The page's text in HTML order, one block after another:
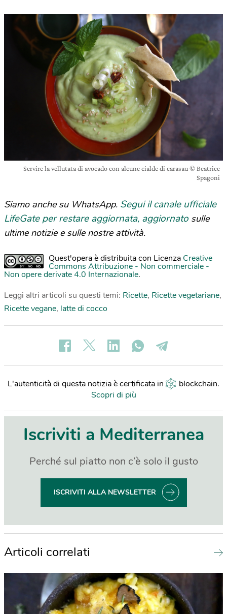
Servire la vellutata di avocado con alcune cialde di carasau © Beatrice
Spagoni
Siamo anche su WhatsApp. Segui il canale ufficiale
LifeGate per restare aggiornata, aggiornato sulle
ultime notizie e sulle nostre attività.
Quest'opera è distribuita con Licenza Creative
Commons Attribuzione - Non commerciale -
Non opere derivate 4.0 Internazionale.
Leggi altri articoli su questi temi: Ricette, Ricette vegetariane,
Ricette vegane, latte di cocco
L'autenticità di questa notizia è certificata in blockchain.
Scopri di più
Iscriviti a Mediterranea
Perché sul piatto non c’è solo il gusto
ISCRIVITI ALLA NEWSLETTER
Articoli correlati